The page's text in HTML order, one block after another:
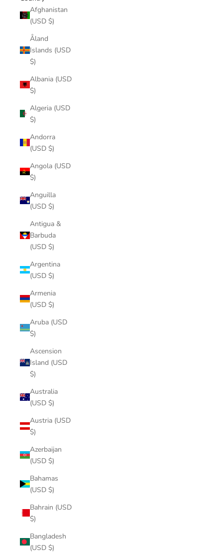
Afghanistan
(USD $)
Åland
Islands (USD
$)
Albania (USD
$)
Algeria (USD
$)
Andorra
(USD $)
Angola (USD
$)
Anguilla
(USD $)
Antigua &
Barbuda
(USD $)
Argentina
(USD $)
Armenia
(USD $)
Aruba (USD
$)
Ascension
Island (USD
$)
Australia
(USD $)
Austria (USD
$)
Azerbaijan
(USD $)
Bahamas
(USD $)
Bahrain (USD
$)
Bangladesh
(USD $)